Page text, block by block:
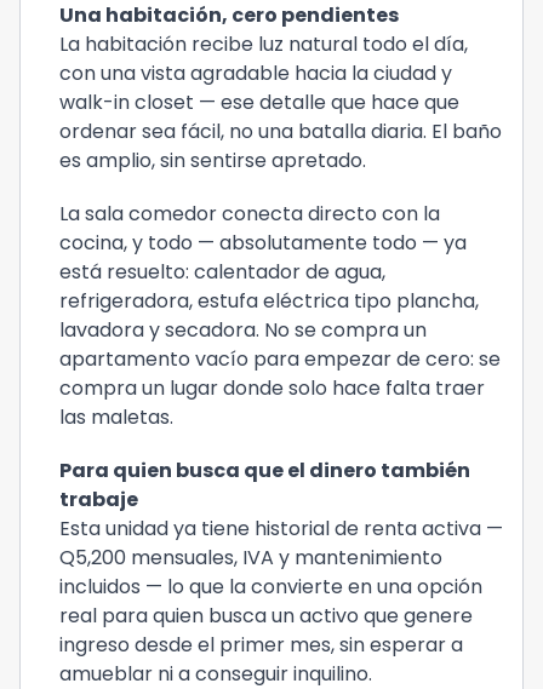
Una habitación, cero pendientes
La habitación recibe luz natural todo el día,
con una vista agradable hacia la ciudad y
walk-in closet — ese detalle que hace que
ordenar sea fácil, no una batalla diaria. El baño
es amplio, sin sentirse apretado.
La sala comedor conecta directo con la
cocina, y todo — absolutamente todo — ya
está resuelto: calentador de agua,
refrigeradora, estufa eléctrica tipo plancha,
lavadora y secadora. No se compra un
apartamento vacío para empezar de cero: se
compra un lugar donde solo hace falta traer
las maletas.
Para quien busca que el dinero también
trabaje
Esta unidad ya tiene historial de renta activa —
Q5,200 mensuales, IVA y mantenimiento
incluidos — lo que la convierte en una opción
real para quien busca un activo que genere
ingreso desde el primer mes, sin esperar a
amueblar ni a conseguir inquilino.